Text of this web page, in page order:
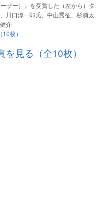
ザー）』を受賞した（左から）タ
川口淳一郎氏、中山秀征、杉浦太
介
枚）
を見る（全10枚）